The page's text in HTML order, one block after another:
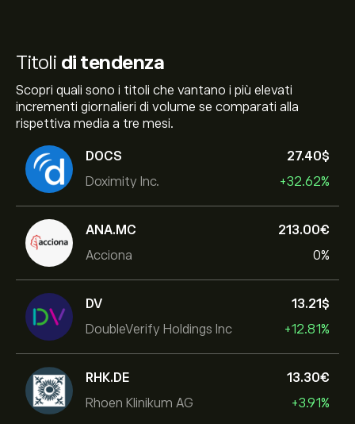
Titoli di tendenza
Scopri quali sono i titoli che vantano i più elevati
incrementi giornalieri di volume se comparati alla
rispettiva media a tre mesi.
DOCS
Doximity Inc.
27.40‎$‎
+32.62%
ANA.MC
Acciona
213.00‎€‎
0%
DV
DoubleVerify Holdings Inc
13.21‎$‎
+12.81%
RHK.DE
Rhoen Klinikum AG
13.30‎€‎
+3.91%